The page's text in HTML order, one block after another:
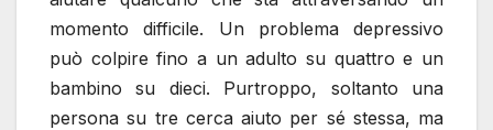
momento difficile. Un problema depressivo
può colpire fino a un adulto su quattro e un
bambino su dieci. Purtroppo, soltanto una
persona su tre cerca aiuto per sé stessa, ma